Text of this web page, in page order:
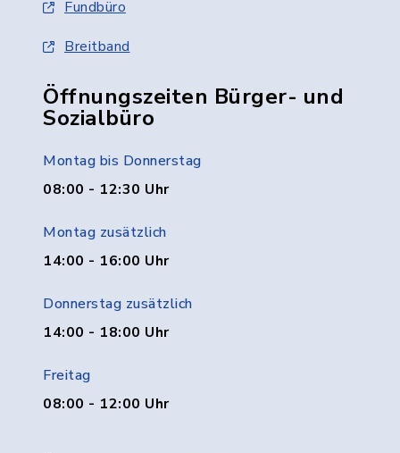
Fundbüro
Breitband
Öffnungszeiten Bürger- und
Sozialbüro
Montag bis Donnerstag
08:00 - 12:30 Uhr
Montag zusätzlich
14:00 - 16:00 Uhr
Donnerstag zusätzlich
14:00 - 18:00 Uhr
Freitag
08:00 - 12:00 Uhr